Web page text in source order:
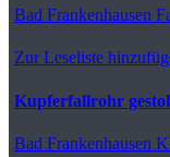
Bad Frankenhausen
Zur Leseliste
Kupferfallrohr
Bad Frankenhausen